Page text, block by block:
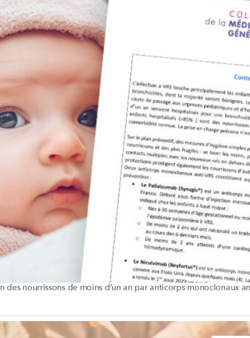
des nourrissons de moins d’un an par anticorps monoclonaux